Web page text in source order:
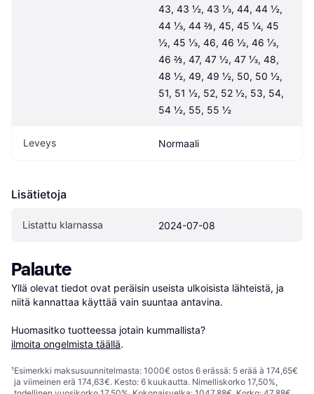
43, 43 ½, 43 ⅓, 44, 44 ½,
44 ⅓, 44 ⅔, 45, 45 ¼, 45
½, 45 ⅓, 46, 46 ½, 46 ⅓,
46 ⅔, 47, 47 ½, 47 ⅓, 48,
48 ½, 49, 49 ½, 50, 50 ½,
51, 51 ½, 52, 52 ½, 53, 54,
54 ½, 55, 55 ½
Leveys Normaali
Lisätietoja
Listattu klarnassa 2024-07-08
Palaute
Yllä olevat tiedot ovat peräisin useista ulkoisista lähteistä, ja
niitä kannattaa käyttää vain suuntaa antavina.
Huomasitko tuotteessa jotain kummallista?
ilmoita ongelmista täällä.
¹Esimerkki maksusuunnitelmasta: 1000€ ostos 6 erässä: 5 erää à 174,65€
ja viimeinen erä 174,63€. Kesto: 6 kuukautta. Nimelliskorko 17,50%,